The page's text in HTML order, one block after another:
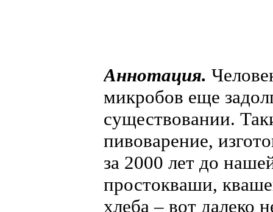
Аннотация.
микробов еще
существовании.
пивоварение,
за 2000 лет до
простокваши,
хлеба – вот далеко